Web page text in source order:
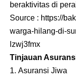
beraktivitas di
Source : https://
warga-hilang-di-
lzwj3fmx
Tinjauan
Asuransi Jiwa